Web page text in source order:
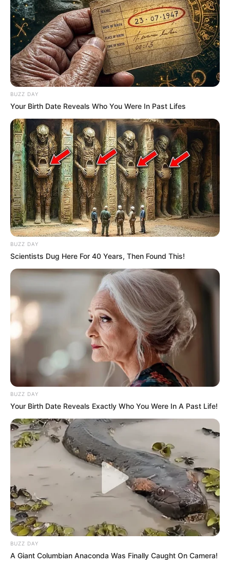
Un Forum Turf deTURFOO
Le Forum Turf deZONE-TURF
BUZZ DAY
Your Birth Date Reveals Who You Were In Past Lifes
BUZZ DAY
Scientists Dug Here For 40 Years, Then Found This!
BUZZ DAY
Your Birth Date Reveals Exactly Who You Were In A Past Life!
BUZZ DAY
A Giant Columbian Anaconda Was Finally Caught On Camera!